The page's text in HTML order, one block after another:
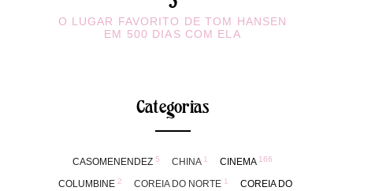
O LUGAR FAVORITO DE TOM HANSEN
EM 500 DIAS COM ELA
Categorias
CASOMENENDEZ 5 CHINA 1 CINEMA 166
COLUMBINE 2 COREIA DO NORTE 1
COREIA DO